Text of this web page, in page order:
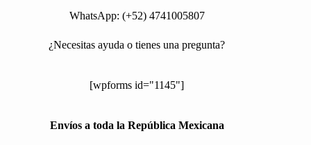
WhatsApp: (+52) 4741005807
¿Necesitas ayuda o tienes una pregunta?
[wpforms id="1145"]
Envíos a toda la República Mexicana